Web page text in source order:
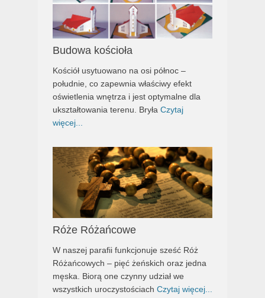
Budowa kościoła
Kościół usytuowano na osi północ –
południe, co zapewnia właściwy efekt
oświetlenia wnętrza i jest optymalne dla
ukształtowania terenu. Bryła Czytaj
więcej...
Róże Różańcowe
W naszej parafii funkcjonuje sześć Róż
Różańcowych – pięć żeńskich oraz jedna
męska. Biorą one czynny udział we
wszystkich uroczystościach Czytaj więcej...